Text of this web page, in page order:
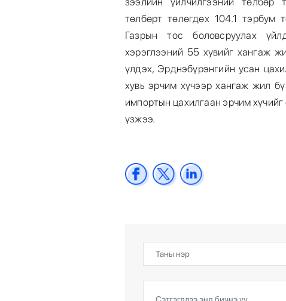
төлбөрт төлөгдөх 104.1 тэрбум
Газрын тос боловсруулах
хэрэглээний 55 хувийг хангаж
үлдэх, Эрднэбүрэнгийн усан
хувь эрчим хүчээр хангаж жил
импортын цахилгаан эрчим
үзжээ.